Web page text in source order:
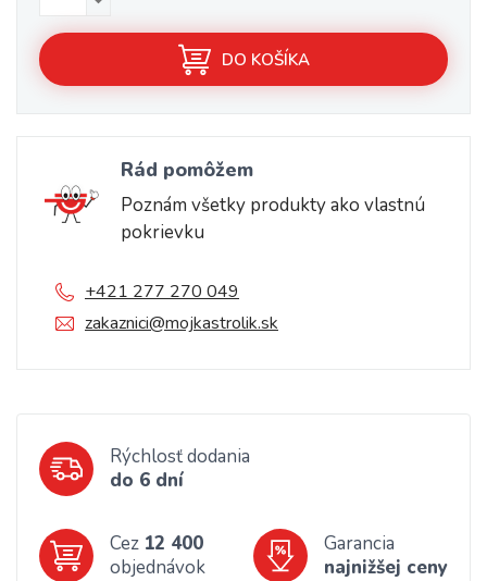
DO KOŠÍKA
Rád pomôžem
Poznám všetky produkty ako vlastnú
pokrievku
+421 277 270 049
zakaznici@mojkastrolik.sk
Rýchlosť dodania
do 6 dní
Cez 12 400
objednávok
Garancia
najnižšej ceny